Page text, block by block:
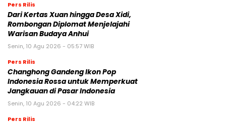
Pers Rilis
Dari Kertas Xuan hingga Desa Xidi,
Rombongan Diplomat Menjelajahi
Warisan Budaya Anhui
Senin, 10 Agu 2026 - 05:57 WIB
Pers Rilis
Changhong Gandeng Ikon Pop
Indonesia Rossa untuk Memperkuat
Jangkauan di Pasar Indonesia
Senin, 10 Agu 2026 - 04:22 WIB
Pers Rilis